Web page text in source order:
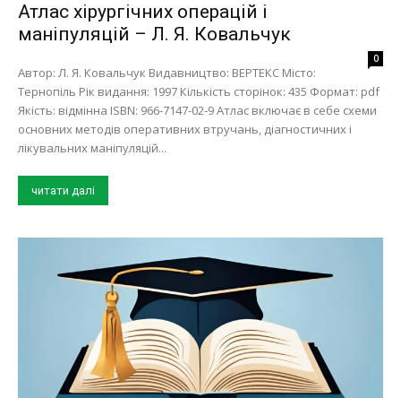
Атлас хірургічних операцій і
маніпуляцій – Л. Я. Ковальчук
0
Автор: Л. Я. Ковальчук Видавництво: ВЕРТЕКС Місто:
Тернопіль Рік видання: 1997 Кількість сторінок: 435 Формат: pdf
Якість: відмінна ISBN: 966-7147-02-9 Атлас включає в себе схеми
основних методів оперативних втручань, діагностичних і
лікувальних маніпуляцій...
читати далі